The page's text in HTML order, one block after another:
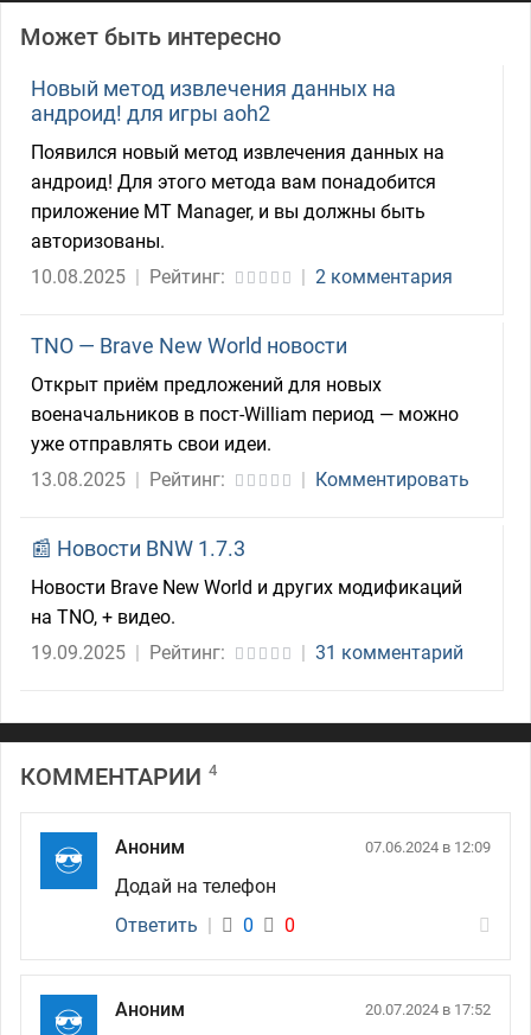
Может быть интересно
Новый метод извлечения данных на
андроид! для игры aoh2
Появился новый метод извлечения данных на
андроид! Для этого метода вам понадобится
приложение МТ Manager, и вы должны быть
авторизованы.
10.08.2025 | Рейтинг: | 2 комментария
TNO — Brave New World новости
Открыт приём предложений для новых
военачальников в пост-William период — можно
уже отправлять свои идеи.
13.08.2025 | Рейтинг: | Комментировать
📰 Новости BNW 1.7.3
Новости Brave New World и других модификаций
на TNO, + видео.
19.09.2025 | Рейтинг: | 31 комментарий
КОММЕНТАРИИ 4
Аноним 07.06.2024 в 12:09
Додай на телефон
Ответить | 0 0
Аноним 20.07.2024 в 17:52